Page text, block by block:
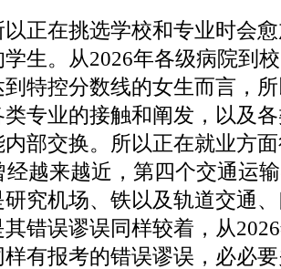
在挑选学校和专业时会愈
生。从2026年各级病院到
特控分数线的女生而言，
专业的接触和阐发，以及
部交换。所以正在就业方
经越来越近，第四个交通运
究机场、铁以及轨道交通
错误谬误同样较着，从
有报考的错误谬误，必必